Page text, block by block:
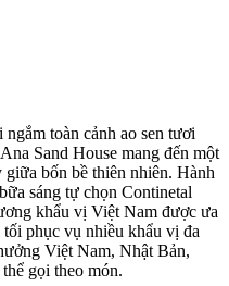
toàn cảnh ao sen tươi
Sand House mang đến một
giữa bốn bề thiên nhiên. Hành
sáng tự chọn Continetal
khẩu vị Việt Nam được ưa
phục vụ nhiều khẩu vị đa
Việt Nam, Nhật Bản,
gọi theo món.